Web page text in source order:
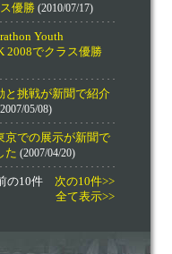
優勝(2010/07/17)
Youth
2008でクラス優勝
と挑戦が新聞で紹介
05/08)
京での展示が新聞で
た (2007/04/20)
の10件
次の10件>>
全て表示>>